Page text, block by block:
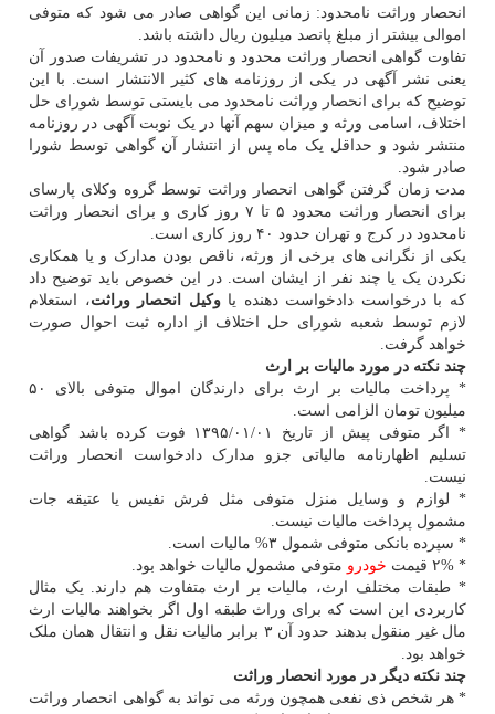
انحصار وراثت نامحدود: زمانی این گواهی صادر می شود که متوفی
اموالی بیشتر از مبلغ پانصد میلیون ریال داشته باشد.
تفاوت گواهی انحصار وراثت محدود و نامحدود در تشریفات صدور آن
یعنی نشر آگهی در یکی از روزنامه های کثیر الانتشار است. با این
توضیح که برای انحصار وراثت نامحدود می بایستی توسط شورای حل
اختلاف، اسامی ورثه و میزان سهم آنها در یک نوبت آگهی در روزنامه
منتشر شود و حداقل یک ماه پس از انتشار آن گواهی توسط شورا
صادر شود.
مدت زمان گرفتن گواهی انحصار وراثت توسط گروه وکلای پارسای
برای انحصار وراثت محدود ۵ تا ۷ روز کاری و برای انحصار وراثت
نامحدود در کرج و تهران حدود ۴۰ روز کاری است.
یکی از نگرانی های برخی از ورثه، ناقص بودن مدارک و یا همکاری
نکردن یک یا چند نفر از ایشان است. در این خصوص باید توضیح داد
که با درخواست دادخواست دهنده یا وکیل انحصار وراثت، استعلام
لازم توسط شعبه شورای حل اختلاف از اداره ثبت احوال صورت
خواهد گرفت.
چند نکته در مورد مالیات بر ارث
* پرداخت مالیات بر ارث برای دارندگان اموال متوفی بالای ۵۰
میلیون تومان الزامی است.
* اگر متوفی پیش از تاریخ ۰۱/‏۰۱/‏۱۳۹۵‬ فوت کرده باشد گواهی
تسلیم اظهارنامه مالیاتی جزو مدارک دادخواست انحصار وراثت
نیست.
* لوازم و وسایل منزل متوفی مثل فرش نفیس یا عتیقه جات
مشمول پرداخت مالیات نیست.
* سپرده بانکی متوفی شمول ۳% مالیات است.
* ۲% قیمت
خودرو متوفی مشمول مالیات خواهد بود.
* طبقات مختلف ارث، مالیات بر ارث متفاوت هم دارند. یک مثال
کاربردی این است که برای وراث طبقه اول اگر بخواهند مالیات ارث
مال غیر منقول بدهند حدود آن ۳ برابر مالیات نقل و انتقال همان ملک
خواهد بود.
چند نکته دیگر در مورد انحصار وراثت
* هر شخص ذی نفعی همچون ورثه می تواند به گواهی انحصار وراثت